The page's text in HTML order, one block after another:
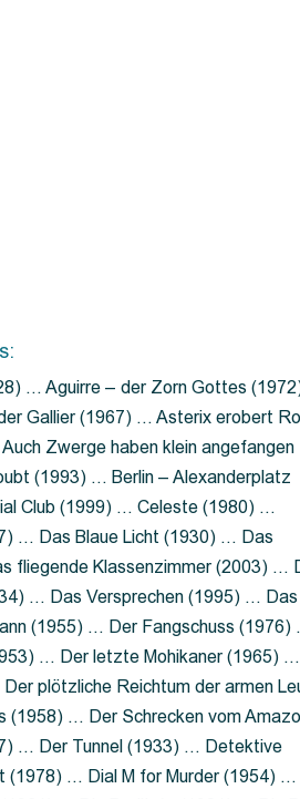
… Aguirre – der Zorn Gottes
Gallier (1967) … Asterix erobert
Zwerge haben klein angefangen
(1993) … Berlin – Alexanderplatz
Club (1999) … Celeste (1980) …
… Das Blaue Licht (1930) … Das
fliegende Klassenzimmer (2003) …
… Das Versprechen (1995) … Das
(1955) … Der Fangschuss (1976)
… Der letzte Mohikaner (1965) …
plötzliche Reichtum der armen
(1958) … Der Schrecken vom
… Der Tunnel (1933) … Detektive
(1978) … Dial M for Murder (1954) …